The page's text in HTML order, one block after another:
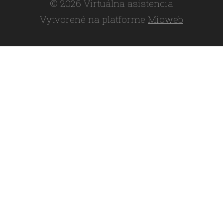
© 2026 Virtuálna asistencia
Vytvorené na platforme Mioweb